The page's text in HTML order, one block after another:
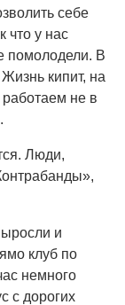
себе
что у нас
помолодели. В
кипит, на
не в
Люди,
и
клуб по
немного
с дорогих